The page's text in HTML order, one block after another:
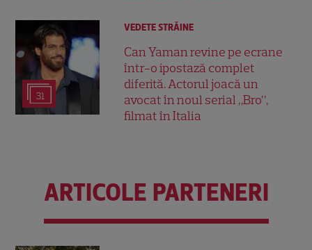
31
VEDETE STRĂINE
Can Yaman revine pe ecrane
într-o ipostază complet
diferită. Actorul joacă un
avocat în noul serial „Bro”,
filmat în Italia
ARTICOLE PARTENERI